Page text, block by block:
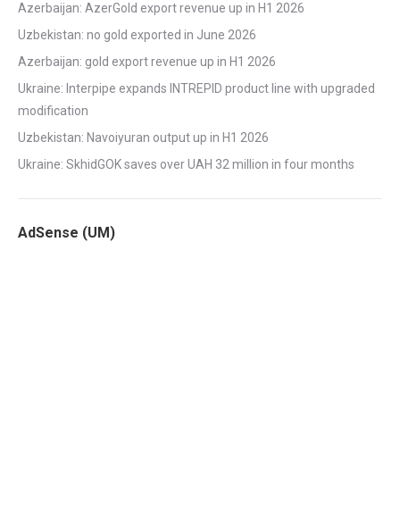
Azerbaijan: AzerGold export revenue up in H1 2026
Uzbekistan: no gold exported in June 2026
Azerbaijan: gold export revenue up in H1 2026
Ukraine: Interpipe expands INTREPID product line with upgraded
modification
Uzbekistan: Navoiyuran output up in H1 2026
Ukraine: SkhidGOK saves over UAH 32 million in four months
AdSense (UM)